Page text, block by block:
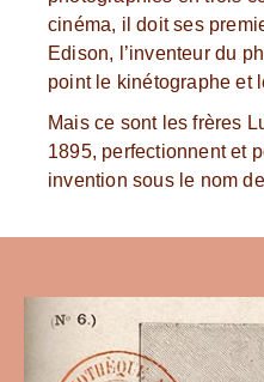
cinéma, il doit ses
Edison, l’inventeur du
point le kinétographe et
Mais ce sont les frères
1895, perfectionnent et
invention sous le nom